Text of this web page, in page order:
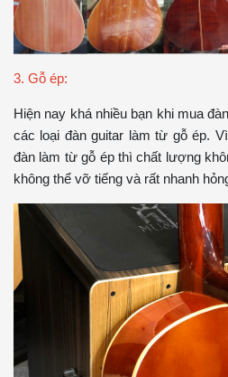
3. Gỗ ép:
Hiện nay khá nhiều bạn khi mua
các loại đàn guitar làm từ gỗ ép.
đàn làm từ gỗ ép thì chất lượng
không thể vỡ tiếng và rất nhanh